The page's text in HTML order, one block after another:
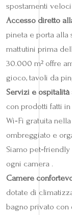
spostamenti
Accesso diretto
pineta e porta alla
mattutini prima
30.000 m² offre
gioco, tavoli da
Servizi e ospitalità
con prodotti fatti in
Wi‑Fi gratuita
ombreggiato e
Siamo
ogni camera .
Camere
dotate di
bagno privato con